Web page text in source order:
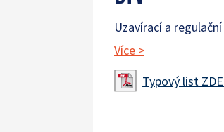
Uzavírací a
Více >
Typový list